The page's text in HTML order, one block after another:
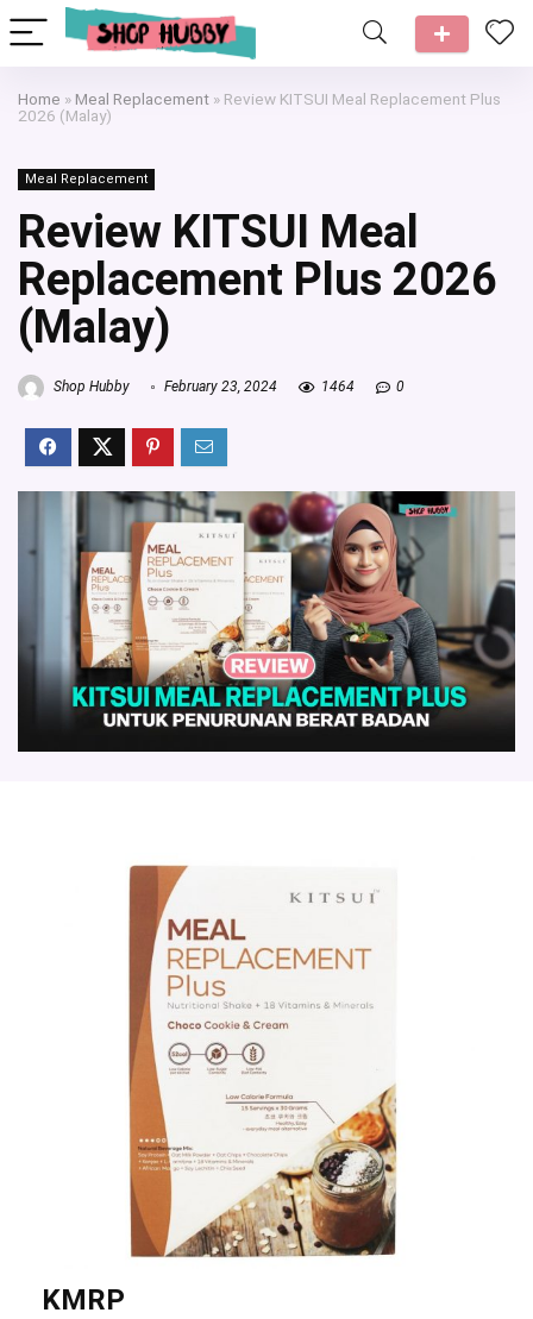
Home » Meal Replacement » Review KITSUI Meal Replacement Plus
2026 (Malay)
Meal Replacement
Review KITSUI Meal
Replacement Plus 2026
(Malay)
Shop Hubby February 23, 2024 1464 0
KMRP